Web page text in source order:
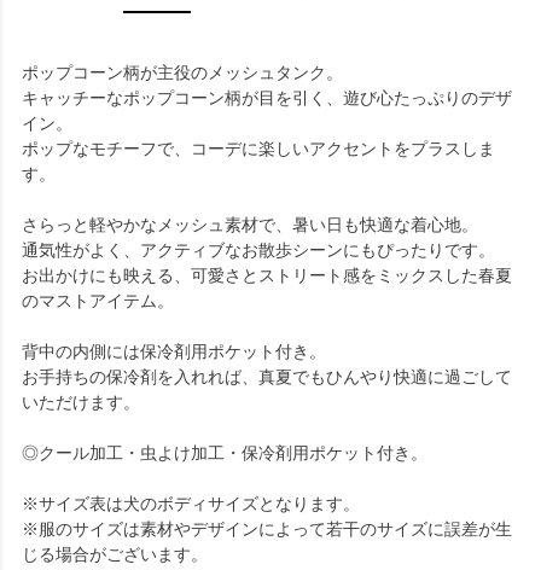
ポップコーン柄が主役のメッシュタンク。
キャッチーなポップコーン柄が目を引く、遊び心たっぷりのデザ
イン。
ポップなモチーフで、コーデに楽しいアクセントをプラスしま
す。
さらっと軽やかなメッシュ素材で、暑い日も快適な着心地。
通気性がよく、アクティブなお散歩シーンにもぴったりです。
お出かけにも映える、可愛さとストリート感をミックスした春夏
のマストアイテム。
背中の内側には保冷剤用ポケット付き。
お手持ちの保冷剤を入れれば、真夏でもひんやり快適に過ごして
いただけます。
◎クール加工・虫よけ加工・保冷剤用ポケット付き。
※サイズ表は犬のボディサイズとなります。
※服のサイズは素材やデザインによって若干のサイズに誤差が生
じる場合がございます。